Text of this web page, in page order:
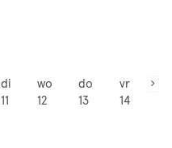
di
11
wo
12
do
13
vr
14